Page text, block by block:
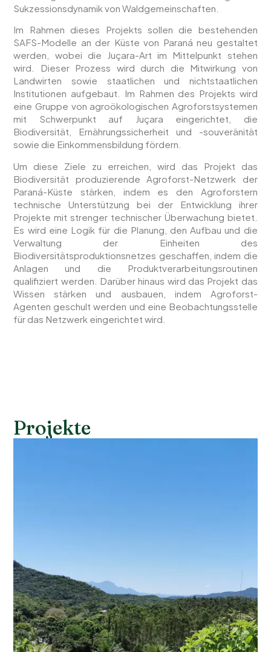
Sukzessionsdynamik von Waldgemeinschaften.
Im Rahmen dieses Projekts sollen die bestehenden
SAFS-Modelle an der Küste von Paraná neu gestaltet
werden, wobei die Juçara-Art im Mittelpunkt stehen
wird. Dieser Prozess wird durch die Mitwirkung von
Landwirten sowie staatlichen und nichtstaatlichen
Institutionen aufgebaut. Im Rahmen des Projekts wird
eine Gruppe von agroökologischen Agroforstsystemen
mit Schwerpunkt auf Juçara eingerichtet, die
Biodiversität, Ernährungssicherheit und -souveränität
sowie die Einkommensbildung fördern.
Um diese Ziele zu erreichen, wird das Projekt das
Biodiversität produzierende Agroforst-Netzwerk der
Paraná-Küste stärken, indem es den Agroforstern
technische Unterstützung bei der Entwicklung ihrer
Projekte mit strenger technischer Überwachung bietet.
Es wird eine Logik für die Planung, den Aufbau und die
Verwaltung der Einheiten des
Biodiversitätsproduktionsnetzes geschaffen, indem die
Anlagen und die Produktverarbeitungsroutinen
qualifiziert werden. Darüber hinaus wird das Projekt das
Wissen stärken und ausbauen, indem Agroforst-
Agenten geschult werden und eine Beobachtungsstelle
für das Netzwerk eingerichtet wird.
Projekte